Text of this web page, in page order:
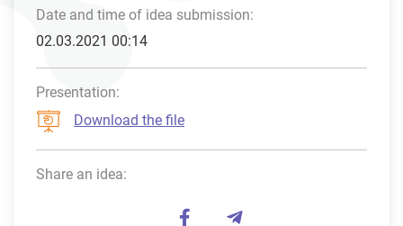
Date and time of idea submission:
02.03.2021 00:14
Presentation:
Download the file
Share an idea: